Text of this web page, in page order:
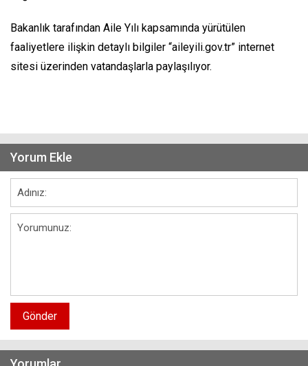
Bakanlık tarafından Aile Yılı kapsamında yürütülen
faaliyetlere ilişkin detaylı bilgiler “aileyili.gov.tr” internet
sitesi üzerinden vatandaşlarla paylaşılıyor.
Yorum Ekle
Gönder